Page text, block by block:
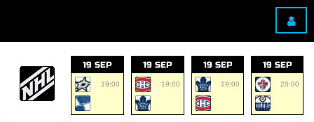
19 SEP
19:00
19 SEP
19:00
19 SEP
19:00
19 SEP
20:00